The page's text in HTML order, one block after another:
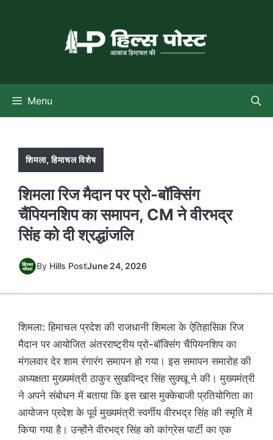
Menu
शिमला,हिमाचल विशेष
शिमला रिज मैदान पर प्रो-बॉक्सिंग
चैंपियनशिप का समापन, CM ने वीरभद्र
सिंह को दी श्रद्धांजलि
By Hills PostJune 24, 2026
शिमला: हिमाचल प्रदेश की राजधानी शिमला के ऐतिहासिक रिज
मैदान पर आयोजित अंतरराष्ट्रीय प्रो-बॉक्सिंग चैंपियनशिप का
मंगलवार देर शाम रंगारंग समापन हो गया। इस समापन समारोह की
अध्यक्षता मुख्यमंत्री ठाकुर सुखविन्द्र सिंह सुक्खू ने की। मुख्यमंत्री
ने अपने संबोधन में बताया कि इस खास मुक्केबाजी प्रतियोगिता का
आयोजन प्रदेश के पूर्व मुख्यमंत्री स्वर्गीय वीरभद्र सिंह की स्मृति में
किया गया है। उन्होंने वीरभद्र सिंह को कांग्रेस पार्टी का एक